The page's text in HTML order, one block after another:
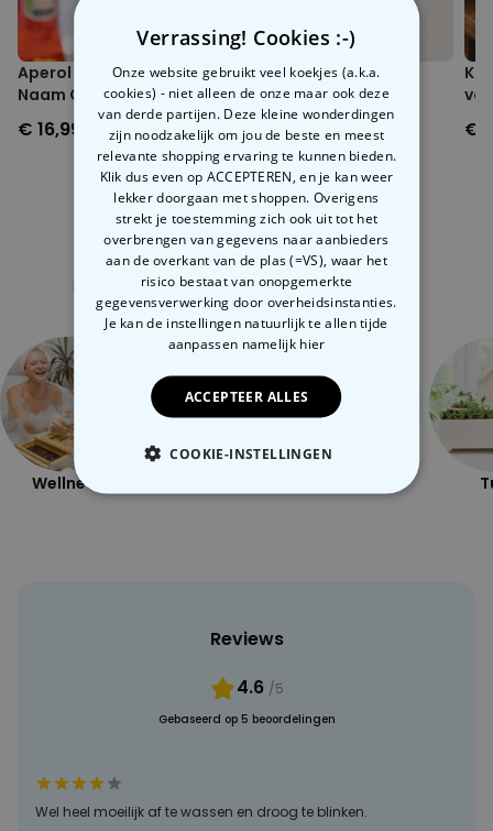
Aperol Spritz Glas met
Naam Gegraveerd
€ 16,99
Mok met Kat
€ 14,99
vak
€
Gerelateerde categorie
Bekijk onze andere categorie met ongewone dingen
Wellness
Reviews
4.6 /5
Gebaseerd op 5 beoordelingen
Wel heel moeilijk af te wassen en droog te blinken.
Verrassing! Cookies :-)
Onze website gebruikt veel koekjes (a.k.a.
cookies) - niet alleen de onze maar ook deze
van derde partijen. Deze kleine wonderdingen
zijn noodzakelijk om jou de beste en meest
relevante shopping ervaring te kunnen bieden.
Klik dus even op ACCEPTEREN, en je kan weer
lekker doorgaan met shoppen. Overigens
strekt je toestemming zich ook uit tot het
overbrengen van gegevens naar aanbieders
aan de overkant van de plas (=VS), waar het
risico bestaat van onopgemerkte
gegevensverwerking door overheidsinstanties.
Je kan de instellingen natuurlijk te allen tijde
aanpassen namelijk hier
ACCEPTEER ALLES
COOKIE-INSTELLINGEN
NOODZAKELIJK